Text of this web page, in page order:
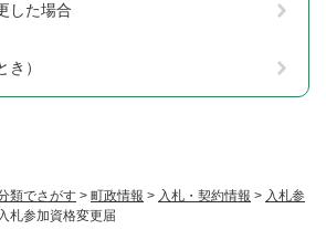
類でさがす > 町政情報 > 入札・契約情報 > 入札参
入札参加資格変更届
した場合
）